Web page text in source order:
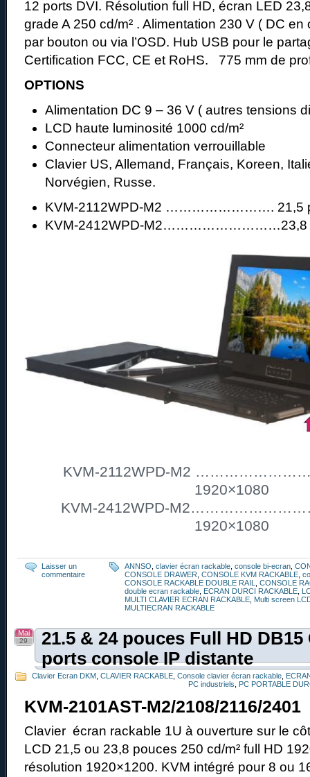
12 ports DVI. Résolution full HD, écran LED
grade A 250 cd/m² . Alimentation 230 V ( DC en
par bouton ou via l’OSD. Hub USB pour le
Certification FCC, CE et RoHS. 775 mm de
OPTIONS
Alimentation DC 9 – 36 V ( autres tensions
LCD haute luminosité 1000 cd/m²
Connecteur alimentation verrouillable
Clavier US, Allemand, Français, Koreen,
Norvégien, Russe.
KVM-2112WPD-M2 ……………………. 21,5
KVM-2412WPD-M2………………………23,8
KVM-2112WPD-M2 …………………….
1920×1080
KVM-2412WPD-
1920×1080
Laisser un
commentaire
ANNSO, clavier écran rackable, console bi-ecran,
CONSOLE DRAWER, CONSOLE KVM RACKABLE,
CONSOLE RACKABLE DOUBLE RAIL, CONSOLE
double ecran rackable, ECRAN DURCI RACKABLE,
MULTI CLAVIER ECRAN RACKABLE, Multi screen
MULTIECRAN RACKABLE
21.5 & 24 pouces Full HD DB15
ports console IP distante
Mai
29
Clavier Ecran DKM, CLAVIER RACKABLE, Console clavier écran rackable,
PC industriels, PC PORTABLE
KVM-2101AST-M2/2108/2116/2401
Clavier écran rackable 1U à ouverture sur le
LCD 21,5 ou 23,8 pouces 250 cd/m² full HD
résolution 1920×1200. KVM intégré pour 8 ou